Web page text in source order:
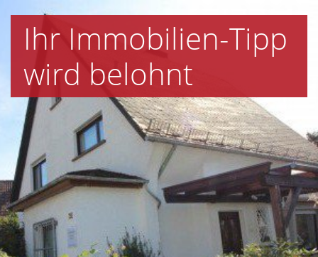
Ihr Immobilien-Tipp
wird belohnt